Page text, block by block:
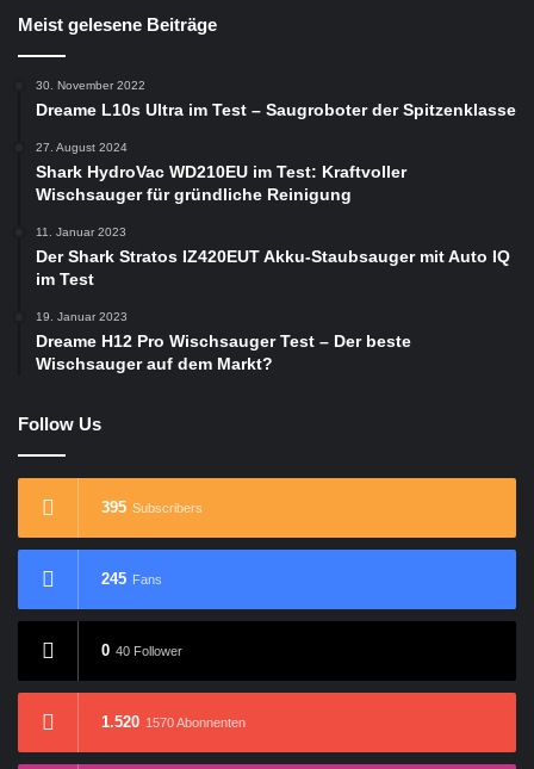
Meist gelesene Beiträge
30. November 2022
Dreame L10s Ultra im Test – Saugroboter der Spitzenklasse
27. August 2024
Shark HydroVac WD210EU im Test: Kraftvoller
Wischsauger für gründliche Reinigung
11. Januar 2023
Der Shark Stratos IZ420EUT Akku-Staubsauger mit Auto IQ
im Test
19. Januar 2023
Dreame H12 Pro Wischsauger Test – Der beste
Wischsauger auf dem Markt?
Follow Us
395 Subscribers
245 Fans
0 40 Follower
1.520 1570 Abonnenten